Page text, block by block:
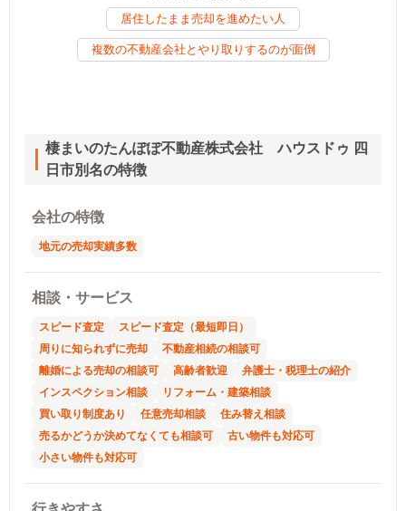
居住したまま売却を進めたい人
複数の不動産会社とやり取りするのが面倒
棲まいのたんぽぽ不動産株式会社 ハウスドゥ 四
日市別名の特徴
会社の特徴
地元の売却実績多数
相談・サービス
スピード査定
スピード査定（最短即日）
周りに知られずに売却
不動産相続の相談可
離婚による売却の相談可
高齢者歓迎
弁護士・税理士の紹介
インスペクション相談
リフォーム・建築相談
買い取り制度あり
任意売却相談
住み替え相談
売るかどうか決めてなくても相談可
古い物件も対応可
小さい物件も対応可